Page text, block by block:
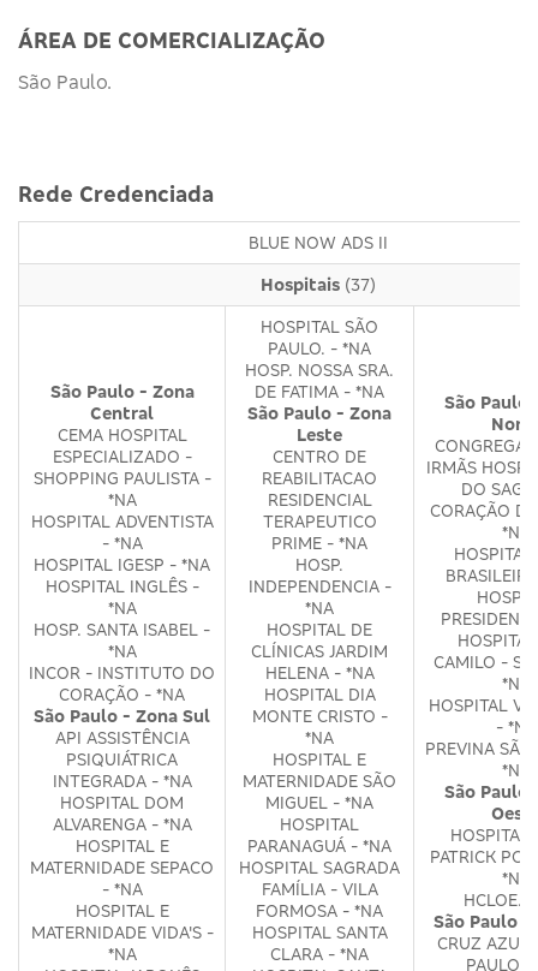
ÁREA DE COMERCIALIZAÇÃO
São Paulo.
Rede Credenciada
BLUE NOW ADS II
Hospitais (37)
São Paulo - Zona
Central
CEMA HOSPITAL
ESPECIALIZADO -
SHOPPING PAULISTA -
*NA
HOSPITAL ADVENTISTA
- *NA
HOSPITAL IGESP - *NA
HOSPITAL INGLÊS -
*NA
HOSP. SANTA ISABEL -
*NA
INCOR - INSTITUTO DO
CORAÇÃO - *NA
São Paulo - Zona Sul
API ASSISTÊNCIA
PSIQUIÁTRICA
INTEGRADA - *NA
HOSPITAL DOM
ALVARENGA - *NA
HOSPITAL E
MATERNIDADE SEPACO
- *NA
HOSPITAL E
MATERNIDADE VIDA'S -
*NA
HOSPITAL SÃO
PAULO. - *NA
HOSP. NOSSA SRA.
DE FATIMA - *NA
São Paulo - Zona
Leste
CENTRO DE
REABILITACAO
RESIDENCIAL
TERAPEUTICO
PRIME - *NA
HOSP.
INDEPENDENCIA -
*NA
HOSPITAL DE
CLÍNICAS JARDIM
HELENA - *NA
HOSPITAL DIA
MONTE CRISTO -
*NA
HOSPITAL E
MATERNIDADE SÃO
MIGUEL - *NA
HOSPITAL
PARANAGUÁ - *NA
HOSPITAL SAGRADA
FAMÍLIA - VILA
FORMOSA - *NA
HOSPITAL SANTA
CLARA - *NA
São Paulo
IRMÃS
DO
CORAÇÃO
*NA
CAMILO -
*NA
HOSPITAL
- *NA
PREVINA
*NA
São Paulo
HOSPITAL
PATRICK
*NA
HCLOE.
São Paulo -
CRUZ AZUL
PAULO -